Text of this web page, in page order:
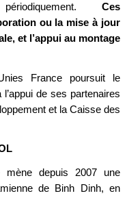
Ces
ou la mise à jour
et l’appui au montage
France poursuit le
de ses partenaires
et la Caisse des
mène depuis 2007 une
de Binh Dinh, en